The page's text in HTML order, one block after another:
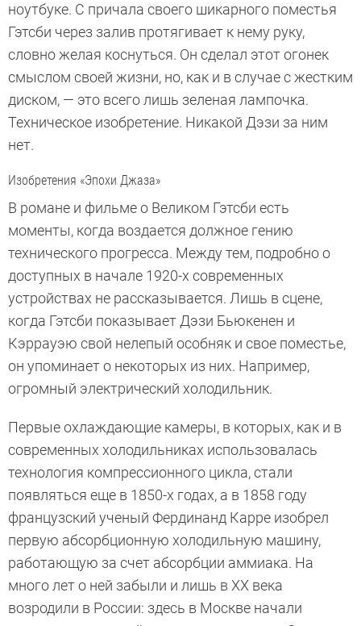
ноутбуке. С причала своего шикарного поместья
Гэтсби через залив протягивает к нему руку,
словно желая коснуться. Он сделал этот огонек
смыслом своей жизни, но, как и в случае с жестким
диском, — это всего лишь зеленая лампочка.
Техническое изобретение. Никакой Дэзи за ним
нет.
Изобретения «Эпохи Джаза»
В романе и фильме о Великом Гэтсби есть
моменты, когда воздается должное гению
технического прогресса. Между тем, подробно о
доступных в начале 1920-х современных
устройствах не рассказывается. Лишь в сцене,
когда Гэтсби показывает Дэзи Бьюкенен и
Кэррауэю свой нелепый особняк и свое поместье,
он упоминает о некоторых из них. Например,
огромный электрический холодильник.
Первые охлаждающие камеры, в которых, как и в
современных холодильниках использовалась
технология компрессионного цикла, стали
появляться еще в 1850-х годах, а в 1858 году
французский ученый Фердинанд Карре изобрел
первую абсорбционную холодильную машину,
работающую за счет абсорбции аммиака. На
много лет о ней забыли и лишь в XX века
возродили в России: здесь в Москве начали